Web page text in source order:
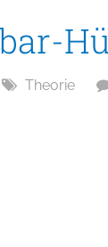
Theorie